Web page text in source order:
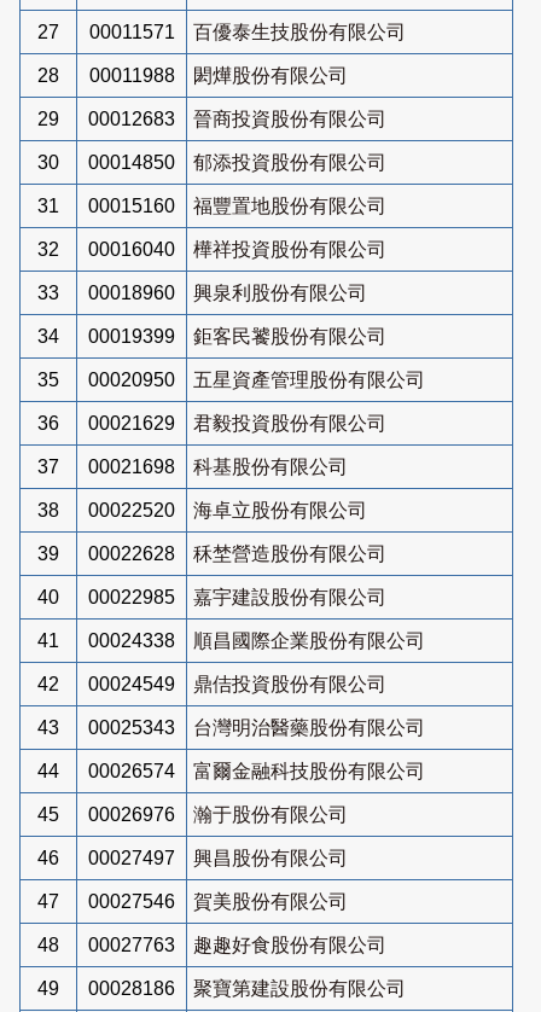
27 00011571 百優泰生技股份有限公司
28 00011988 閎燁股份有限公司
29 00012683 晉商投資股份有限公司
30 00014850 郁添投資股份有限公司
31 00015160 福豐置地股份有限公司
32 00016040 樺祥投資股份有限公司
33 00018960 興泉利股份有限公司
34 00019399 鉅客民饕股份有限公司
35 00020950 五星資產管理股份有限公司
36 00021629 君毅投資股份有限公司
37 00021698 科基股份有限公司
38 00022520 海卓立股份有限公司
39 00022628 秝埜營造股份有限公司
40 00022985 嘉宇建設股份有限公司
41 00024338 順昌國際企業股份有限公司
42 00024549 鼎佶投資股份有限公司
43 00025343 台灣明治醫藥股份有限公司
44 00026574 富爾金融科技股份有限公司
45 00026976 瀚于股份有限公司
46 00027497 興昌股份有限公司
47 00027546 賀美股份有限公司
48 00027763 趣趣好食股份有限公司
49 00028186 聚寶第建設股份有限公司